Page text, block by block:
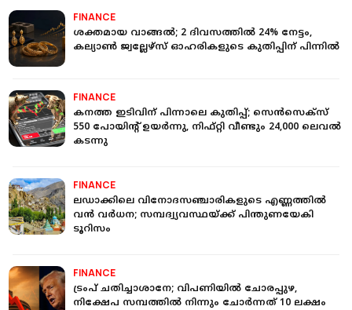
FINANCE
ശക്തമായ വാങ്ങൽ; 2 ദിവസത്തിൽ 24% നേട്ടം,
കല്യാൺ ജ്വല്ലേഴ്‌സ് ഓഹരികളുടെ കുതിപ്പിന് പിന്നിൽ
FINANCE
കനത്ത ഇടിവിന് പിന്നാലെ കുതിപ്പ്; സെൻസെക്സ്
550 പോയിന്റ് ഉയർന്നു, നിഫ്റ്റി വീണ്ടും 24,000 ലെവൽ
കടന്നു
FINANCE
ലഡാക്കിലെ വിനോദസഞ്ചാരികളുടെ എണ്ണത്തില്‍
വന്‍ വര്‍ധന; സമ്പദ്വ്യവസ്ഥയ്ക്ക് പിന്തുണയേകി
ടൂറിസം
FINANCE
ട്രംപ് ചതിച്ചാശാനേ; വിപണിയിൽ ചോരപ്പുഴ,
നിക്ഷേപ സമ്പത്തിൽ നിന്നും ചോർന്നത് 10 ലക്ഷം